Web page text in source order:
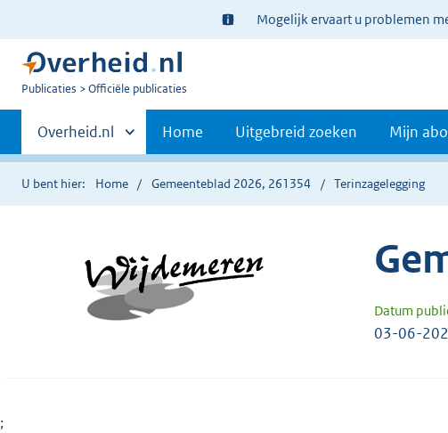
Ter
informatie:
Mogelijk ervaart u problemen
U
Publicaties Officiële publicaties
Primaire
navigatie
Andere
sites
binnen
Overheid.nl Home Uitgebreid zoeken Mijn
U bent hier: Home Gemeenteblad 2026, 261354 Terinzagelegging
Datum
03-06-
;